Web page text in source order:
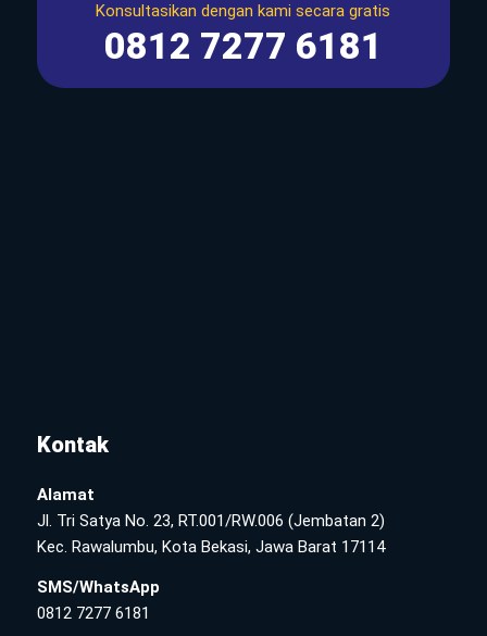
Konsultasikan dengan kami secara gratis
0812 7277 6181
Kontak
Alamat
Jl. Tri Satya No. 23, RT.001/RW.006 (Jembatan 2)
Kec. Rawalumbu, Kota Bekasi, Jawa Barat 17114
SMS/WhatsApp
0812 7277 6181